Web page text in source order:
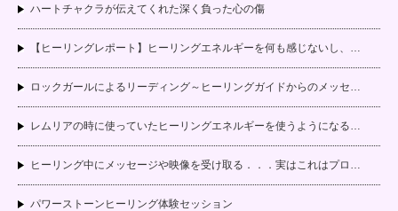
ハートチャクラが伝えてくれた深く負った心の傷
【ヒーリングレポート】ヒーリングエネルギーを何も感じないし、…
ロックガールによるリーディング～ヒーリングガイドからのメッセ…
レムリアの時に使っていたヒーリングエネルギーを使うようになる…
ヒーリング中にメッセージや映像を受け取る．．．実はこれはプロ…
パワーストーンヒーリング体験セッション